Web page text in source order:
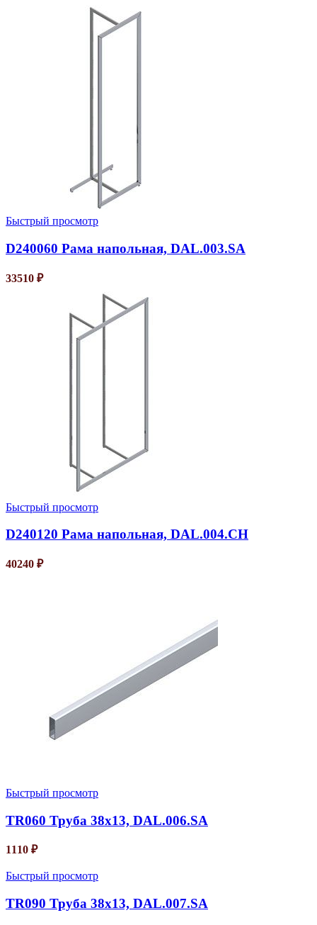
Быстрый просмотр
D240060 Рама напольная, DAL.003.SA
33510 ₽
Быстрый просмотр
D240120 Рама напольная, DAL.004.CH
40240 ₽
Быстрый просмотр
TR060 Труба 38х13, DAL.006.SA
1110 ₽
Быстрый просмотр
TR090 Труба 38х13, DAL.007.SA